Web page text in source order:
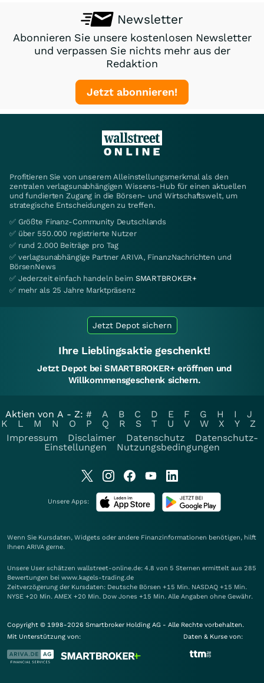
Newsletter
Abonnieren Sie unsere kostenlosen Newsletter
und verpassen Sie nichts mehr aus der
Redaktion
Jetzt abonnieren!
Profitieren Sie von unserem Alleinstellungsmerkmal als den
zentralen verlagsunabhängigen Wissens-Hub für einen aktuellen
und fundierten Zugang in die Börsen- und Wirtschaftswelt, um
strategische Entscheidungen zu treffen.
✅ Größte Finanz-Community Deutschlands
✅ über 550.000 registrierte Nutzer
✅ rund 2.000 Beiträge pro Tag
✅ verlagsunabhängige Partner ARIVA, FinanzNachrichten und
BörsenNews
✅ Jederzeit einfach handeln beim SMARTBROKER+
✅ mehr als 25 Jahre Marktpräsenz
Jetzt Depot sichern
Ihre Lieblingsaktie geschenkt!
Jetzt Depot bei SMARTBROKER+ eröffnen und
Willkommensgeschenk sichern.
Aktien von A - Z: # A B C D E F G H I
J
K
L M N O P Q R S T U V W X Y
Z
Impressum
Disclaimer Datenschutz
Datenschutz-
Einstellungen
Nutzungsbedingungen
Unsere Apps:
Wenn Sie Kursdaten, Widgets oder andere Finanzinformationen benötigen, hilft
Ihnen ARIVA gerne.
Unsere User schätzen wallstreet-online.de: 4.8 von 5 Sternen ermittelt aus 285
Bewertungen bei www.kagels-trading.de
Zeitverzögerung der Kursdaten: Deutsche Börsen +15 Min. NASDAQ +15 Min.
NYSE +20 Min. AMEX +20 Min. Dow Jones +15 Min. Alle Angaben ohne Gewähr.
Copyright © 1998-2026 Smartbroker Holding AG - Alle Rechte vorbehalten.
Mit Unterstützung von:
Daten & Kurse von: